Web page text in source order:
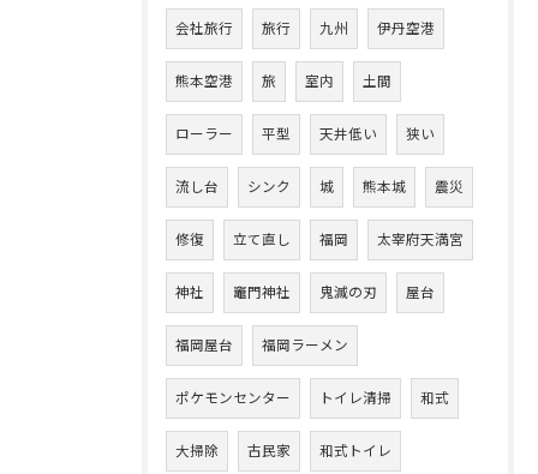
会社旅行 旅行 九州 伊丹空港
熊本空港 旅 室内 土間
ローラー 平型 天井低い 狭い
流し台 シンク 城 熊本城 震災
修復 立て直し 福岡 太宰府天満宮
神社 竈門神社 鬼滅の刃 屋台
福岡屋台 福岡ラーメン
ポケモンセンター トイレ清掃 和式
大掃除 古民家 和式トイレ